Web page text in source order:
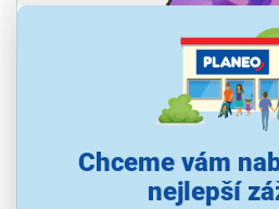
Chceme vám
nejlepší
Lenovo Tab K11 G2 8/
(ZAFN0080CZ)
Tablet, displej 11" 2560 × 1600 px IPS,